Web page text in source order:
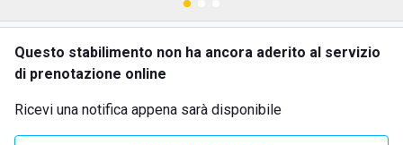
Questo stabilimento non ha ancora aderito al servizio
di prenotazione online
Ricevi una notifica appena sarà disponibile